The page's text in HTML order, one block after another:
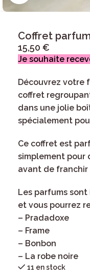
Coffret
15,50 €
Je souhaite
Découvrez votre
coffret
dans une jolie
spécialement
Ce coffret est
simplement pour
avant de franchir
Les parfums
et vous pourrez
– Pradadoxe
– Frame
– Bonbon
– La robe noire
11 en stock